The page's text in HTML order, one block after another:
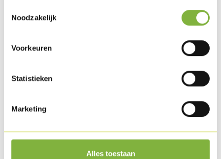
Noodzakelijk
Voorkeuren
Statistieken
Marketing
Alles toestaan
met wat olijfolie, kruid met Provençaalse kruiden, peper en
zout. Snij de paprika’s in stukken en vermeng met wat olie,
Bak de groenten op de Kamado op 150°C. Draai af en toe.
Bak de Kiprôti in de pellet BBQ op 160°, ± 20 min.
Schik alles mooi op een bord.